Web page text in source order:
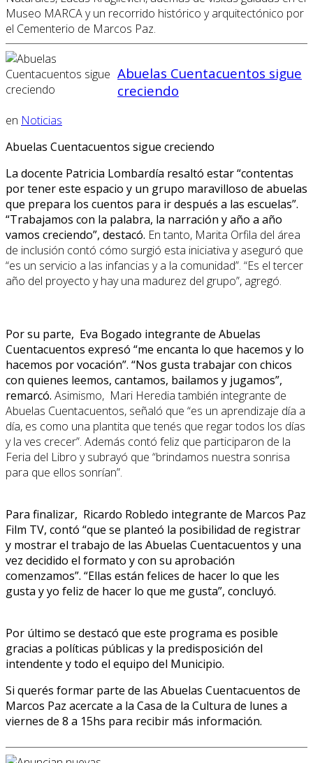
Museo MARCA y un recorrido histórico y arquitectónico por
el Cementerio de Marcos Paz.
Abuelas Cuentacuentos sigue
creciendo
en Noticias
Abuelas Cuentacuentos sigue creciendo
La docente Patricia Lombardía resaltó estar “contentas
por tener este espacio y un grupo maravilloso de abuelas
que prepara los cuentos para ir después a las escuelas”.
“Trabajamos con la palabra, la narración y año a año
vamos creciendo”, destacó. En tanto, Marita Orfila del área
de inclusión contó cómo surgió esta iniciativa y aseguró que
“es un servicio a las infancias y a la comunidad”. “Es el tercer
año del proyecto y hay una madurez del grupo”, agregó.
Por su parte, Eva Bogado integrante de Abuelas
Cuentacuentos expresó “me encanta lo que hacemos y lo
hacemos por vocación”. “Nos gusta trabajar con chicos
con quienes leemos, cantamos, bailamos y jugamos”,
remarcó. Asimismo, Mari Heredia también integrante de
Abuelas Cuentacuentos, señaló que “es un aprendizaje día a
día, es como una plantita que tenés que regar todos los días
y la ves crecer”. Además contó feliz que participaron de la
Feria del Libro y subrayó que “brindamos nuestra sonrisa
para que ellos sonrían”.
Para finalizar, Ricardo Robledo integrante de Marcos Paz
Film TV, contó “que se planteó la posibilidad de registrar
y mostrar el trabajo de las Abuelas Cuentacuentos y una
vez decidido el formato y con su aprobación
comenzamos”. “Ellas están felices de hacer lo que les
gusta y yo feliz de hacer lo que me gusta”, concluyó.
Por último se destacó que este programa es posible
gracias a políticas públicas y la predisposición del
intendente y todo el equipo del Municipio.
Si querés formar parte de las Abuelas Cuentacuentos de
Marcos Paz acercate a la Casa de la Cultura de lunes a
viernes de 8 a 15hs para recibir más información.